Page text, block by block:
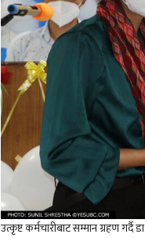
उत्कृष्ट कर्मचारीबाट सम्मान ग्रहण गर्दै